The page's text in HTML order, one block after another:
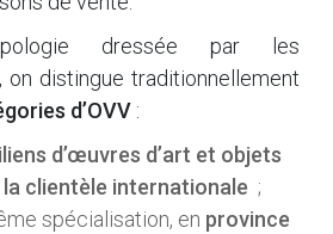
dressée par les
, on distingue traditionnellement
d’OVV :
d’œuvres d’art et objets
clientèle internationale ;
spécialisation, en province